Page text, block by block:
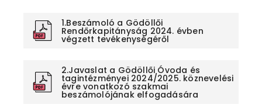
1.Beszámoló a Gödöllői
Rendőrkapitányság 2024. évben
végzett tevékenységéről
2.Javaslat a Gödöllői Óvoda és
tagintézményei 2024/2025. köznevelési
évre vonatkozó szakmai
beszámolójának elfogadására